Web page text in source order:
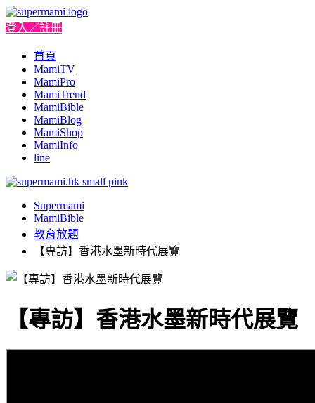
登入／註冊
首頁
MamiTV
MamiPro
MamiTrend
MamiBible
MamiBlog
MamiShop
MamiInfo
line
Supermami
MamiBible
教育放題
【專訪】香港水墨新時代展覽
【專訪】香港水墨新時代展覽